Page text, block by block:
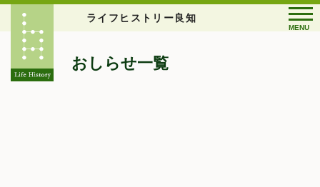
ライフヒストリー良知
MENU
おしらせ一覧